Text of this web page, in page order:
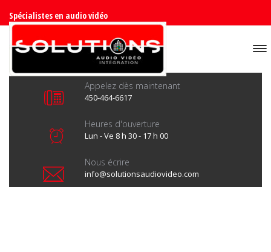
Spécialistes en audio vidéo
Appelez dès maintenant
450-464-6617
Heures d'ouverture
Lun - Ve 8 h 30 - 17 h 00
Nous écrire
info@solutionsaudiovideo.com